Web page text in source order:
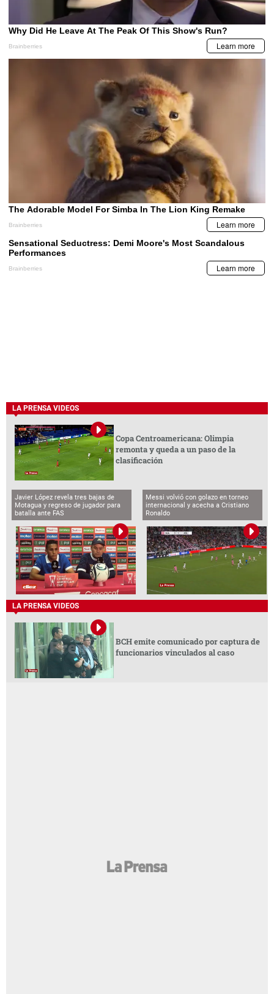
LA PRENSA VIDEOS
Copa Centroamericana: Olimpia
remonta y queda a un paso de la
clasificación
Javier López revela tres bajas de
Motagua y regreso de jugador para
batalla ante FAS
Messi volvió con golazo en torneo
internacional y acecha a Cristiano
Ronaldo
LA PRENSA VIDEOS
BCH emite comunicado por captura de
funcionarios vinculados al caso